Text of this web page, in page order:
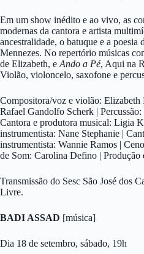
Em um show inédito e ao vivo, as
modernas da cantora e artista
ancestralidade, o batuque e a poesia
Mennezes. No repertório músicas
de Elizabeth, e Ando a Pé, Aqui na
Violão, violoncelo, saxofone e
Compositora/voz e violão: Elizabeth
Rafael Gandolfo Scherk |
Cantora e produtora musical: Ligia
instrumentista: Nane Stephanie |
instrumentista: Wannie Ramos |
de Som: Carolina Defino | Produção
Transmissão do Sesc São José dos
Livre.
BADI ASSAD [música]
Dia 18 de setembro, sábado, 19h